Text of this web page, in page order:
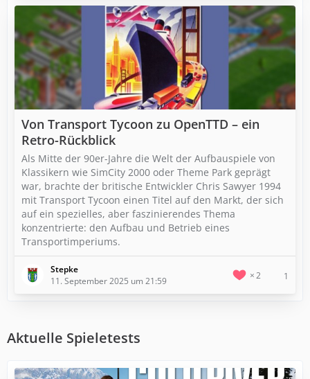
Von Transport Tycoon zu OpenTTD – ein
Retro-Rückblick
Als Mitte der 90er-Jahre die Welt der Aufbauspiele von
Klassikern wie SimCity 2000 oder Theme Park geprägt
war, brachte der britische Entwickler Chris Sawyer 1994
mit Transport Tycoon einen Titel auf den Markt, der sich
auf ein spezielles, aber faszinierendes Thema
konzentrierte: den Aufbau und Betrieb eines
Transportimperiums.
Stepke
11. September 2025 um 21:59
2 1
Aktuelle Spieletests